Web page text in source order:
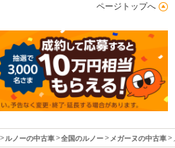
ページトップへ
ルノーの中古車 全国のルノー メガーヌの中古車